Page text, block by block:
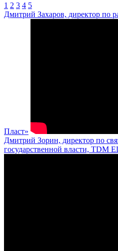
1 2 3 4 5
Дмитрий Захаров, директор по
Пласт»
Дмитрий Зорин, директор по
государственной власти, TDM